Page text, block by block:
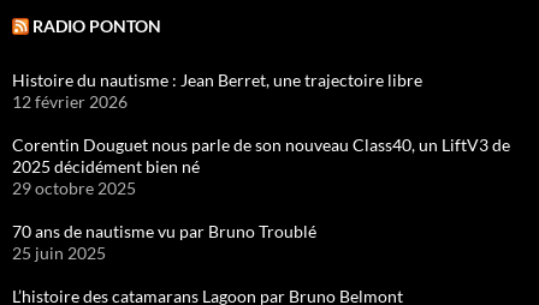
RADIO PONTON
Histoire du nautisme : Jean Berret, une trajectoire libre
12 février 2026
Corentin Douguet nous parle de son nouveau Class40, un LiftV3 de
2025 décidément bien né
29 octobre 2025
70 ans de nautisme vu par Bruno Troublé
25 juin 2025
L’histoire des catamarans Lagoon par Bruno Belmont